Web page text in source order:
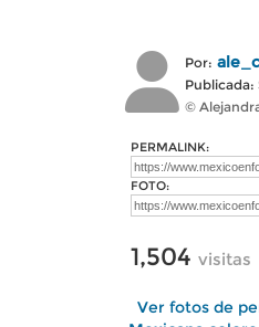
Por:
Publicada:
©
PERMALINK:
FOTO:
1,504 visitas
Ver fotos de